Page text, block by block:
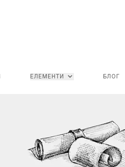
ЕЛЕМЕНТИ БЛОГ